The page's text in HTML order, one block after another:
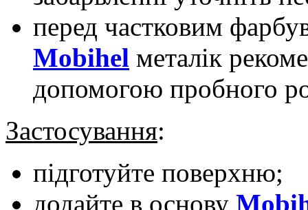
перед частковим
Mobihel металік
допомогою пробного
Застосування:
підготуйте поверхню;
додайте в основу